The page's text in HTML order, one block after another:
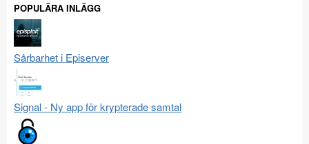
POPULÄRA INLÄGG
Sårbarhet i Episerver
Signal - Ny app för krypterade samtal